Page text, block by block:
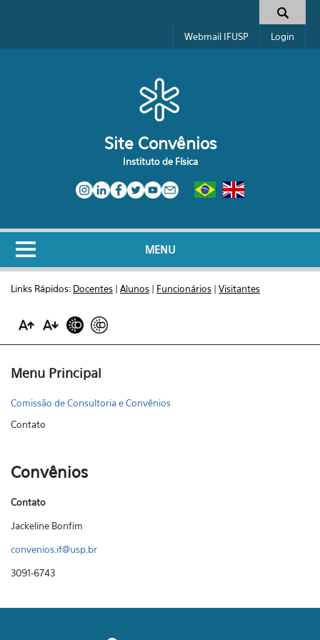
Formulário de busca
Webmail IFUSP Login
Site Convênios
Instituto de Física
MENU
Links Rápidos: Docentes | Alunos | Funcionários | Visitantes
Menu Principal
Comissão de Consultoria e Convênios
Contato
Convênios
Contato
Jackeline Bonfim
convenios.if@usp.br
3091-6743